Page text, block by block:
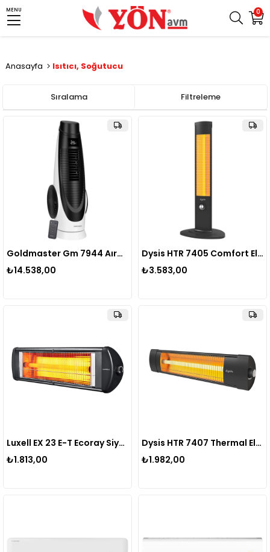
0
MENU
Anasayfa Isıtıcı, Soğutucu
Filtreleme
Sıralama
Goldmaster Gm 7944 Aırbot Kule Tıpı Vantılator
₺14.538,00
Dysis HTR 7405 Comfort Elektrikli Isıtıcı 2000W
₺3.583,00
Luxell EX 23 E-T Ecoray Siyah Isıtıcı
₺1.813,00
Dysis HTR 7407 Thermal Elektrikli Isıtıcı 2300W
₺1.982,00